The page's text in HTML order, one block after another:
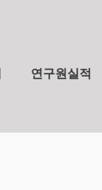
연구원실적